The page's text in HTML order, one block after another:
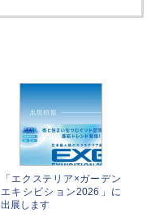
「エクステリア×ガーデン
エキシビション2026」に
出展します